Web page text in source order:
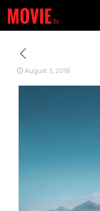
August 3, 2018